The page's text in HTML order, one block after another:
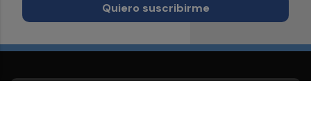
Quiero suscribirme